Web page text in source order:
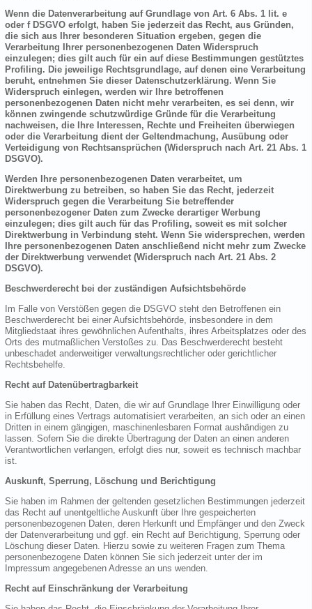
Wenn die Datenverarbeitung auf Grundlage von Art. 6 Abs. 1 lit. e
oder f DSGVO erfolgt, haben Sie jederzeit das Recht, aus Gründen,
die sich aus Ihrer besonderen Situation ergeben, gegen die
Verarbeitung Ihrer personenbezogenen Daten Widerspruch
einzulegen; dies gilt auch für ein auf diese Bestimmungen gestütztes
Profiling. Die jeweilige Rechtsgrundlage, auf denen eine Verarbeitung
beruht, entnehmen Sie dieser Datenschutzerklärung. Wenn Sie
Widerspruch einlegen, werden wir Ihre betroffenen
personenbezogenen Daten nicht mehr verarbeiten, es sei denn, wir
können zwingende schutzwürdige Gründe für die Verarbeitung
nachweisen, die Ihre Interessen, Rechte und Freiheiten überwiegen
oder die Verarbeitung dient der Geltendmachung, Ausübung oder
Verteidigung von Rechtsansprüchen (Widerspruch nach Art. 21 Abs. 1
DSGVO).
Werden Ihre personenbezogenen Daten verarbeitet, um
Direktwerbung zu betreiben, so haben Sie das Recht, jederzeit
Widerspruch gegen die Verarbeitung Sie betreffender
personenbezogener Daten zum Zwecke derartiger Werbung
einzulegen; dies gilt auch für das Profiling, soweit es mit solcher
Direktwerbung in Verbindung steht. Wenn Sie widersprechen, werden
Ihre personenbezogenen Daten anschließend nicht mehr zum Zwecke
der Direktwerbung verwendet (Widerspruch nach Art. 21 Abs. 2
DSGVO).
Beschwerderecht bei der zuständigen Aufsichtsbehörde
Im Falle von Verstößen gegen die DSGVO steht den Betroffenen ein
Beschwerderecht bei einer Aufsichtsbehörde, insbesondere in dem
Mitgliedstaat ihres gewöhnlichen Aufenthalts, ihres Arbeitsplatzes oder des
Orts des mutmaßlichen Verstoßes zu. Das Beschwerderecht besteht
unbeschadet anderweitiger verwaltungsrechtlicher oder gerichtlicher
Rechtsbehelfe.
Recht auf Datenübertragbarkeit
Sie haben das Recht, Daten, die wir auf Grundlage Ihrer Einwilligung oder
in Erfüllung eines Vertrags automatisiert verarbeiten, an sich oder an einen
Dritten in einem gängigen, maschinenlesbaren Format aushändigen zu
lassen. Sofern Sie die direkte Übertragung der Daten an einen anderen
Verantwortlichen verlangen, erfolgt dies nur, soweit es technisch machbar
ist.
Auskunft, Sperrung, Löschung und Berichtigung
Sie haben im Rahmen der geltenden gesetzlichen Bestimmungen jederzeit
das Recht auf unentgeltliche Auskunft über Ihre gespeicherten
personenbezogenen Daten, deren Herkunft und Empfänger und den Zweck
der Datenverarbeitung und ggf. ein Recht auf Berichtigung, Sperrung oder
Löschung dieser Daten. Hierzu sowie zu weiteren Fragen zum Thema
personenbezogene Daten können Sie sich jederzeit unter der im
Impressum angegebenen Adresse an uns wenden.
Recht auf Einschränkung der Verarbeitung